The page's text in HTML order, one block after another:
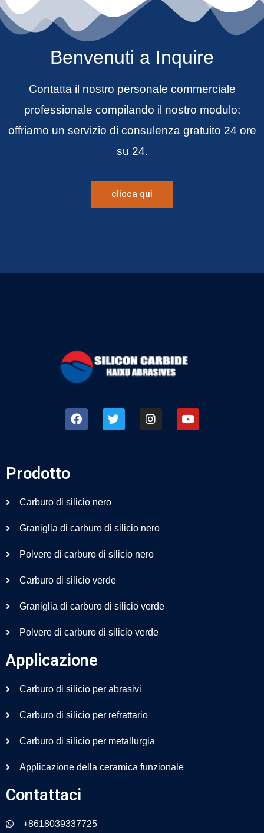
Benvenuti a Inquire
Contatta il nostro personale commerciale
professionale compilando il nostro modulo:
offriamo un servizio di consulenza gratuito 24 ore
su 24.
clicca qui
Prodotto
Carburo di silicio nero
Graniglia di carburo di silicio nero
Polvere di carburo di silicio nero
Carburo di silicio verde
Graniglia di carburo di silicio verde
Polvere di carburo di silicio verde
Applicazione
Carburo di silicio per abrasivi
Carburo di silicio per refrattario
Carburo di silicio per metallurgia
Applicazione della ceramica funzionale
Contattaci
+8618039337725